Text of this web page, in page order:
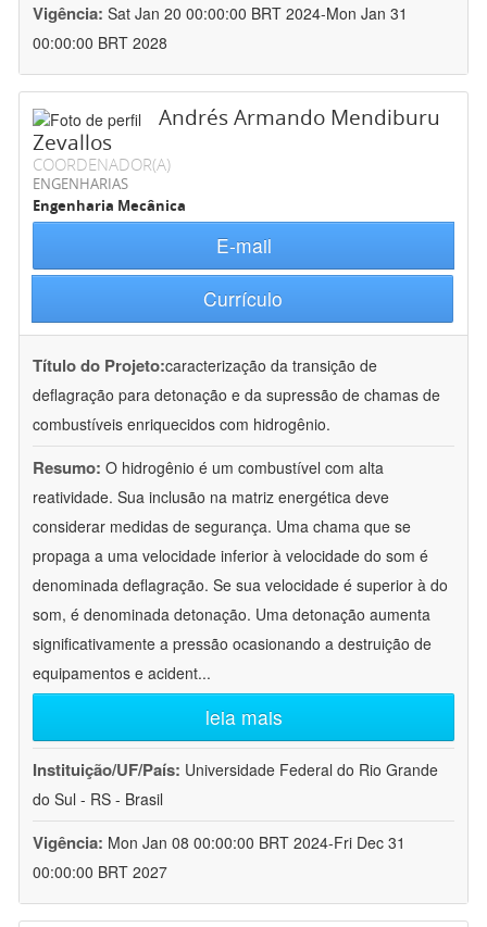
Vigência: Sat Jan 20 00:00:00 BRT 2024-Mon Jan 31
00:00:00 BRT 2028
Andrés Armando Mendiburu
Zevallos
COORDENADOR(A)
ENGENHARIAS
Engenharia Mecânica
E-mail
Currículo
Título do Projeto:caracterização da transição de
deflagração para detonação e da supressão de chamas de
combustíveis enriquecidos com hidrogênio.
Resumo: O hidrogênio é um combustível com alta
reatividade. Sua inclusão na matriz energética deve
considerar medidas de segurança. Uma chama que se
propaga a uma velocidade inferior à velocidade do som é
denominada deflagração. Se sua velocidade é superior à do
som, é denominada detonação. Uma detonação aumenta
significativamente a pressão ocasionando a destruição de
equipamentos e acident...
leia mais
Instituição/UF/País: Universidade Federal do Rio Grande
do Sul - RS - Brasil
Vigência: Mon Jan 08 00:00:00 BRT 2024-Fri Dec 31
00:00:00 BRT 2027